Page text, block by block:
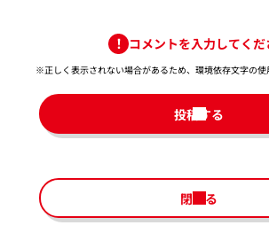
コメントを入力してくだ
※正しく表示されない場合があるため、環境依存文字の使
投稿する
閉じる